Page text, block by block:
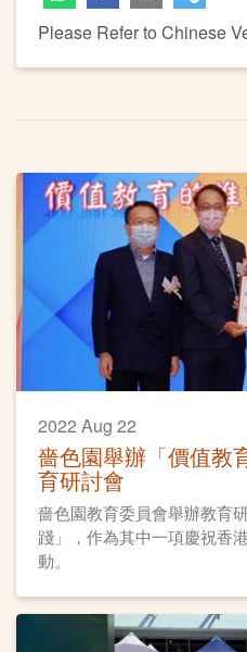
Please Refer to Chinese
2022 Aug 22
嗇色園舉辦「價值教
育研討會
嗇色園教育委員會舉辦教育
踐」，作為其中一項慶祝香
動。